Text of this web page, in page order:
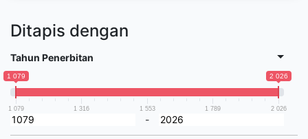
Ditapis dengan
Tahun Penerbitan
1 079 2 026
1 079 1 316 1 553 1 789 2 026
-